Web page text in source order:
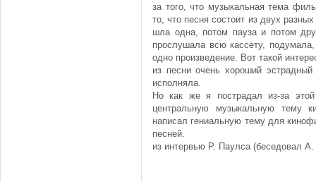
за того, что музыкальная тема
то, что песня состоит из двух
шла одна, потом пауза и потом
прослушала всю кассету,
одно произведение. Вот такой
из песни очень хороший
исполняла.
Но как же я пострадал из-за
центральную музыкальную тему
написал гениальную тему для
песней.
из интервью Р. Паулса (беседовал